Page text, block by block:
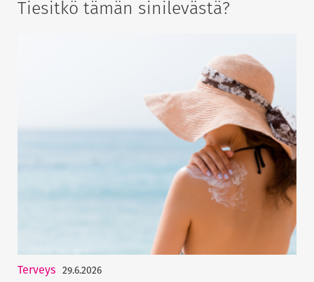
Tiesitkö tämän sinilevästä?
Terveys 29.6.2026